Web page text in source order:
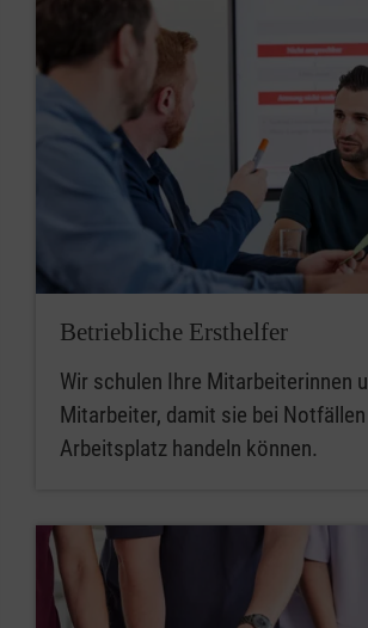
Betriebliche Ersthelfer
Wir schulen Ihre Mitarbeiterinnen
Mitarbeiter, damit sie bei
Arbeitsplatz handeln können.